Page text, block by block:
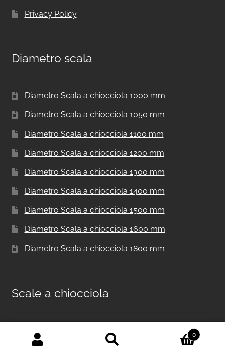
Privacy Policy
Diametro scala
Diametro Scala a chiocciola 1000 mm
Diametro Scala a chiocciola 1050 mm
Diametro Scala a chiocciola 1100 mm
Diametro Scala a chiocciola 1200 mm
Diametro Scala a chiocciola 1300 mm
Diametro Scala a chiocciola 1400 mm
Diametro Scala a chiocciola 1500 mm
Diametro Scala a chiocciola 1600 mm
Diametro Scala a chiocciola 1800 mm
Scale a chiocciola
Scala a chiocciola in metallo per interni F20
0